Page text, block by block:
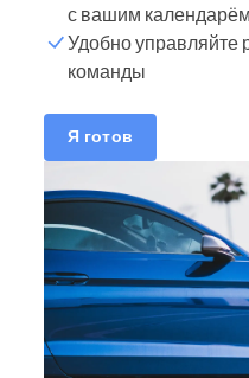
с вашим календарём
Удобно управляйте
команды
Я готов